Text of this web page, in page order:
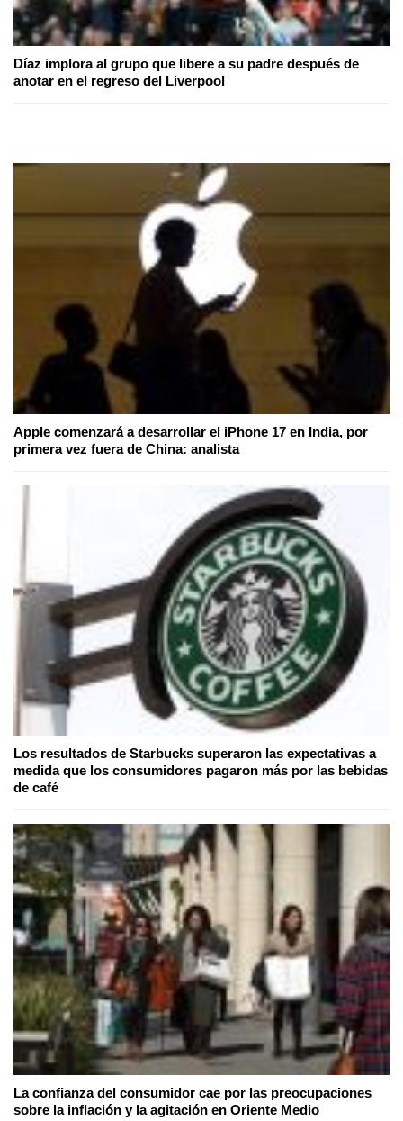
Díaz implora al grupo que libere a su padre después de
anotar en el regreso del Liverpool
Apple comenzará a desarrollar el iPhone 17 en India, por
primera vez fuera de China: analista
Los resultados de Starbucks superaron las expectativas a
medida que los consumidores pagaron más por las bebidas
de café
La confianza del consumidor cae por las preocupaciones
sobre la inflación y la agitación en Oriente Medio